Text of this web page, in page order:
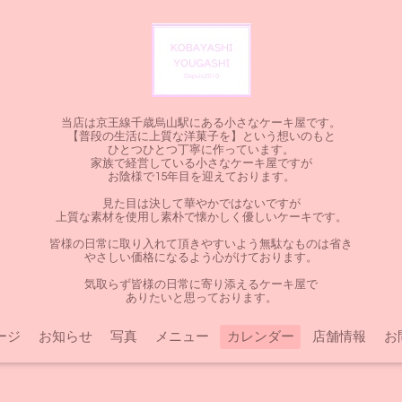
当店は京王線千歳烏山駅にある小さなケーキ屋です。
【普段の生活に上質な洋菓子を】という想いのもと
ひとつひとつ丁寧に作っています。
家族で経営している小さなケーキ屋ですが
お陰様で15年目を迎えております。
見た目は決して華やかではないですが
上質な素材を使用し素朴で懐かしく優しいケーキです。
皆様の日常に取り入れて頂きやすいよう無駄なものは省き
やさしい価格になるよう心がけております。
気取らず皆様の日常に寄り添えるケーキ屋で
ありたいと思っております。
ジ お知らせ 写真 メニュー カレンダー 店舗情報 お